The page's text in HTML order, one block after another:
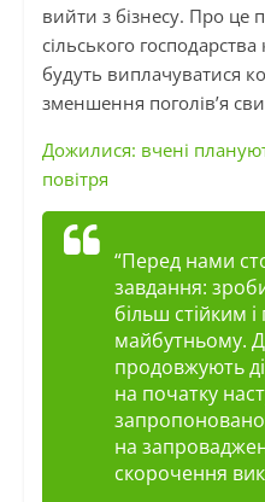
вийти з бізнесу. Про це
сільського
будуть виплачуватися
зменшення поголів’я
Дожилися: вчені
повітря
“Перед нами
завдання:
більш стійким
майбутньому.
продовжують
на початку
на
скорочення